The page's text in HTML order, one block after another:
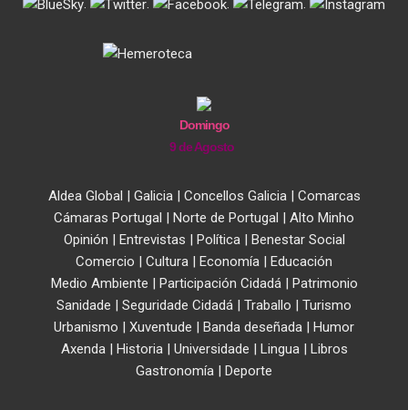
. . . .
Domingo
9 de Agosto
Aldea Global | Galicia| Concellos Galicia| Comarcas
Cámaras Portugal | Norte de Portugal | Alto Minho
Opinión | Entrevistas | Política| Benestar Social
Comercio | Cultura | Economía | Educación
Medio Ambiente | Participación Cidadá| Patrimonio
Sanidade | Seguridade Cidadá | Traballo | Turismo
Urbanismo | Xuventude | Banda deseñada | Humor
Axenda| Historia| Universidade | Lingua| Libros
Gastronomía | Deporte